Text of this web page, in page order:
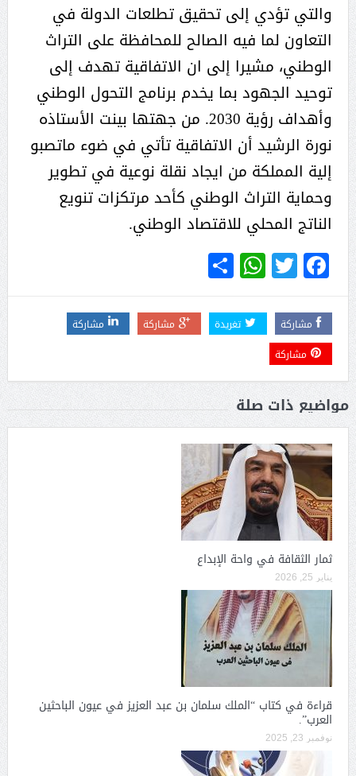
والتي تؤدي إلى تحقيق تطلعات الدولة في
التعاون لما فيه الصالح للمحافظة على التراث
الوطني، مشيرا إلى ان الاتفاقية تهدف إلى
توحيد الجهود بما يخدم برنامج التحول الوطني
وأهداف رؤية 2030. من جهتها بينت الأستاذه
نورة الرشيد أن الاتفاقية تأتي في ضوء ماتصبو
إلية المملكة من ايجاد نقلة نوعية في تطوير
وحماية التراث الوطني كأحد مرتكزات تنويع
الناتج المحلي للاقتصاد الوطني.
Facebook
Twitter
WhatsApp
Share
مشاركة تغريدة مشاركة
مشاركة
مشاركة
مواضيع ذات صلة
ثمار الثقافة في واحة الإبداع
يناير 25, 2026
قراءة في كتاب “الملك سلمان بن عبد العزيز في عيون الباحثين
العرب”.
نوفمبر 23, 2025